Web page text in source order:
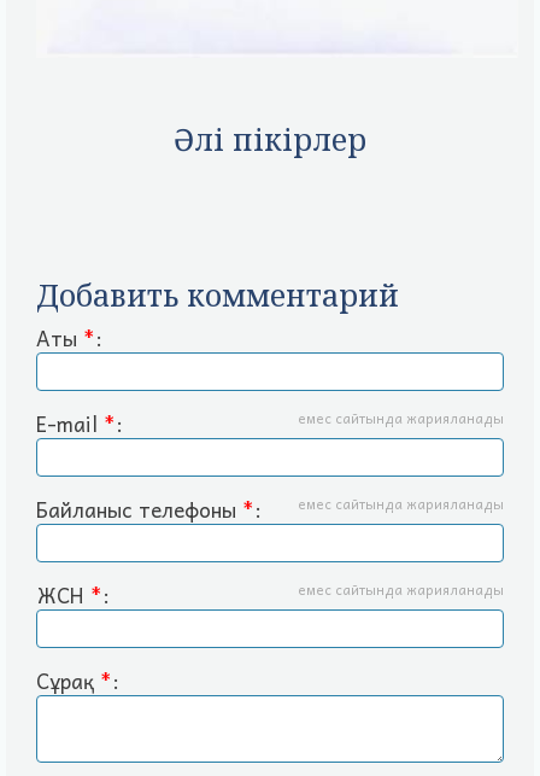
Әлі пікірлер
Добавить комментарий
Аты *:
E-mail *: емес сайтында жарияланады
Байланыс телефоны *: емес сайтында жарияланады
ЖСН *: емес сайтында жарияланады
Сұрақ *: